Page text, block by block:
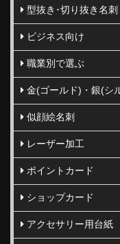
型抜き･切り抜き名刺
ビジネス向け
職業別で選ぶ
金(ゴールド)・銀(シ
似顔絵名刺
レーザー加工
ポイントカード
ショップカード
アクセサリー用台紙